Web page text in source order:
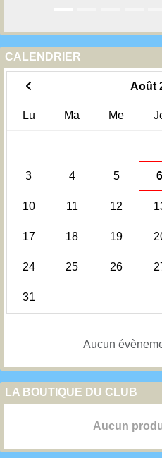
CALENDRIER
Août
Lu Ma Me
3 4 5 6
10 11 12
17 18 19
24 25 26
31
Aucun
LA BOUTIQUE DU CLUB
Aucun